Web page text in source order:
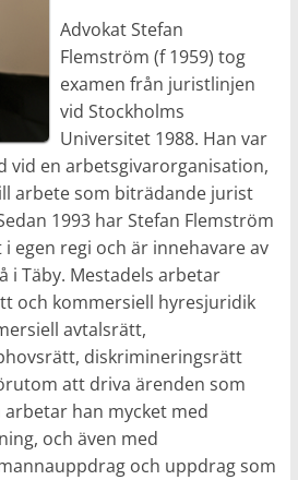
Advokat Stefan
Flemström (f 1959) tog
examen från juristlinjen
vid Stockholms
Universitet 1988. Han var
vid en arbetsgivarorganisation,
arbete som biträdande jurist
1993 har Stefan Flemström
egen regi och är innehavare av
i Täby. Mestadels arbetar
och kommersiell hyresjuridik
avtalsrätt,
diskrimineringsrätt
att driva ärenden som
han mycket med
och även med
och uppdrag som